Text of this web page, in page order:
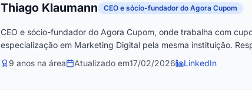
Thiago Klaumann CEO e sócio-fundador do Agora Cupom
CEO e sócio-fundador do Agora Cupom, onde trabalha com
especialização em Marketing Digital pela mesma instituição.
9 anos na área
Atualizado em17/02/2026 LinkedIn